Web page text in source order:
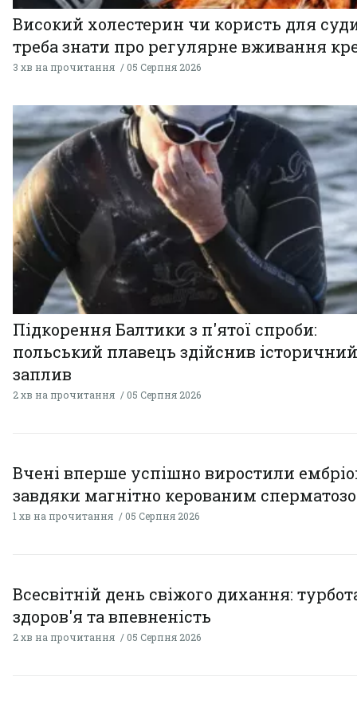
Високий холестерин чи користь для
треба знати про регулярне вживання
3 хв на прочитання 05 Серпня 2026
Підкорення Балтики з п'ятої спроби:
польський плавець здійснив історичний
заплив
2 хв на прочитання 05 Серпня 2026
Вчені вперше успішно виростили
завдяки магнітно керованим
1 хв на прочитання 05 Серпня 2026
Всесвітній день свіжого дихання:
здоров'я та впевненість
2 хв на прочитання 05 Серпня 2026